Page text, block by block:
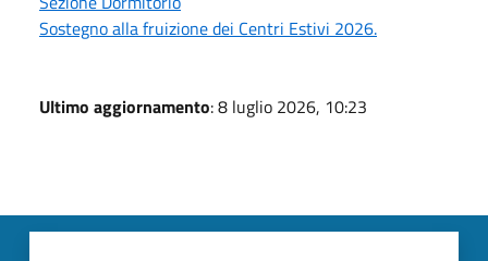
Sostegno alla fruizione dei Centri Estivi 2026.
Ultimo aggiornamento: 8 luglio 2026, 10:23